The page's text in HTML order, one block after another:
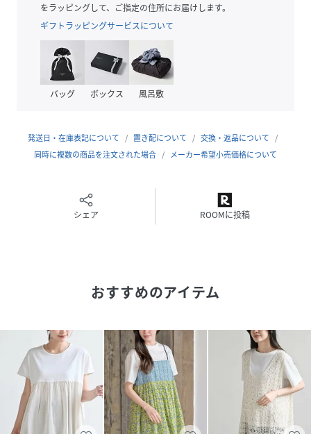
織キズやだま等みられる場合もございます
洗濯：洗濯機使用可(ネット使用)
性別タイプ レディース
素材
本体: ポリエステル65％, 綿35％, スカート部分:
ポリエステル98％, ポリウレタン2％
クリーニング 洗濯：洗濯機使用可(ネット使用)
をラッピングして、ご指定の住所にお届けします。
ギフトラッピングサービスについて
バッグ ボックス 風呂敷
発送日・在庫表記について 置き配について
交換・返品について
同時に複数の商品を注文された場合
メーカー希望小売価格について
シェア ROOMに投稿
おすすめのアイテム